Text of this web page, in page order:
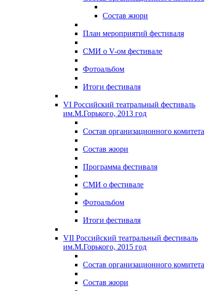
Состав жюри
План мероприятий фестиваля
СМИ о V-ом фестивале
Фотоальбом
Итоги фестиваля
VI Российский театральный фестиваль
им.М.Горького, 2013 год
Состав организационного комитета
Состав жюри
Программа фестиваля
СМИ о фестивале
Фотоальбом
Итоги фестиваля
VII Российский театральный фестиваль
им.М.Горького, 2015 год
Состав организационного комитета
Состав жюри